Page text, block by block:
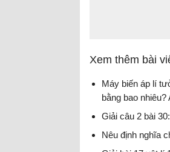
Xem thêm bài
Máy biến áp lí
bằng bao nhiêu?
Giải câu 2 bài
Nêu định nghĩa